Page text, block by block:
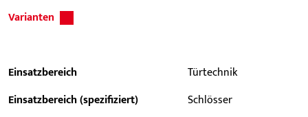
Varianten
Einsatzbereich
Türtechnik
Einsatzbereich (spezifiziert)
Schlösser